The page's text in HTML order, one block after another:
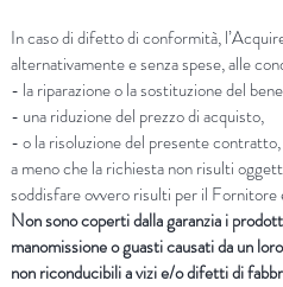
In caso di difetto di conformità,
alternativamente e senza spese, alle
- la riparazione o la sostituzione del
- una riduzione del prezzo di acquisto,
- o la risoluzione del presente contratto,
a meno che la richiesta non risulti
soddisfare ovvero risulti per il Fornitore
Non sono coperti dalla garanzia i
manomissione o guasti causati da un
non riconducibili a vizi e/o difetti di